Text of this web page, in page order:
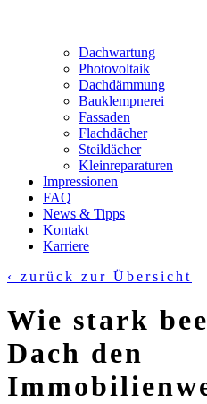
Dachwartung
Photovoltaik
Dachdämmung
Bauklempnerei
Fassaden
Flachdächer
Steildächer
Kleinreparaturen
Impressionen
FAQ
News & Tipps
Kontakt
Karriere
‹ zurück zur Übersicht
Wie stark
Dach den